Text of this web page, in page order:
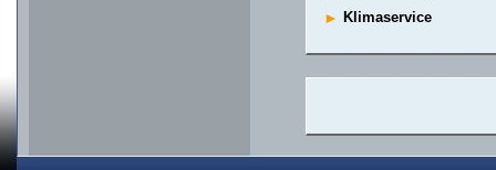
► Klimaservice